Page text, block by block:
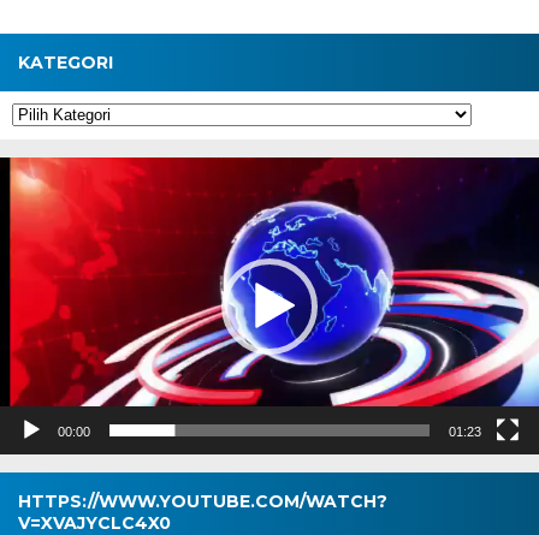
KATEGORI
Kategori
Pemutar
Video
00:00 01:23
HTTPS://WWW.YOUTUBE.COM/WATCH?
V=XVAJYCLC4X0